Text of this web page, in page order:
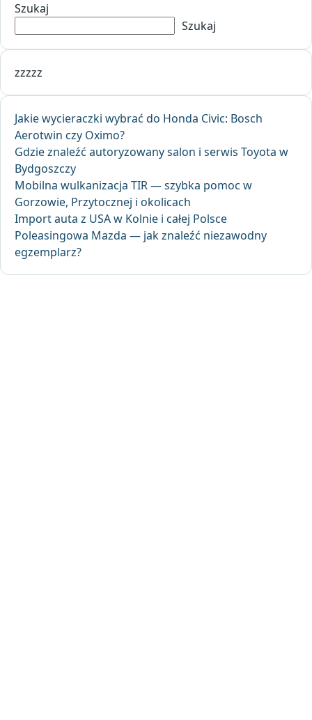
Szukaj
Szukaj
zzzzz
Jakie wycieraczki wybrać do Honda Civic: Bosch
Aerotwin czy Oximo?
Gdzie znaleźć autoryzowany salon i serwis Toyota w
Bydgoszczy
Mobilna wulkanizacja TIR — szybka pomoc w
Gorzowie, Przytocznej i okolicach
Import auta z USA w Kolnie i całej Polsce
Poleasingowa Mazda — jak znaleźć niezawodny
egzemplarz?